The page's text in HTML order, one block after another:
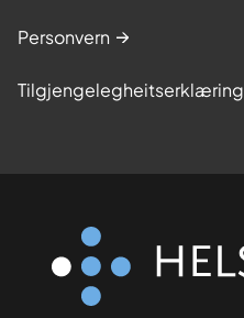
Personvern
Tilgjengelegheitserklæring